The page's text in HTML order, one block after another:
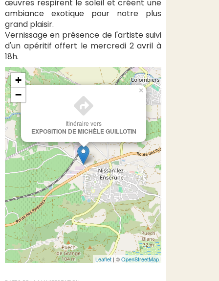
œuvres respirent le soleil et créent une
ambiance exotique pour notre plus
grand plaisir.
Vernissage en présence de l'artiste suivi
d'un apéritif offert le mercredi 2 avril à
18h.
Itinéraire vers
EXPOSITION DE MICHÈLE GUILLOTIN
×
+
−
Leaflet | ©OpenStreetMap